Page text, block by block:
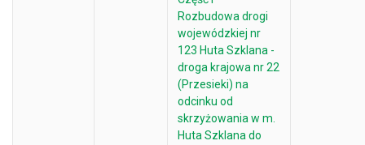
Rozbudowa drogi
wojewódzkiej nr
123 Huta Szklana -
droga krajowa nr 22
(Przesieki) na
odcinku od
skrzyżowania w m.
Huta Szklana do